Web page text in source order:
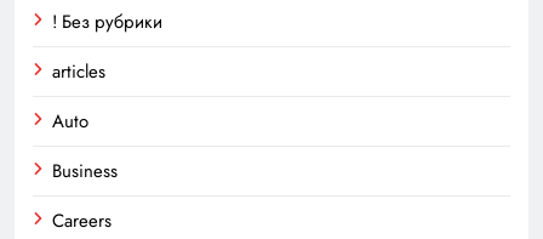
! Без рубрики
articles
Auto
Business
Careers